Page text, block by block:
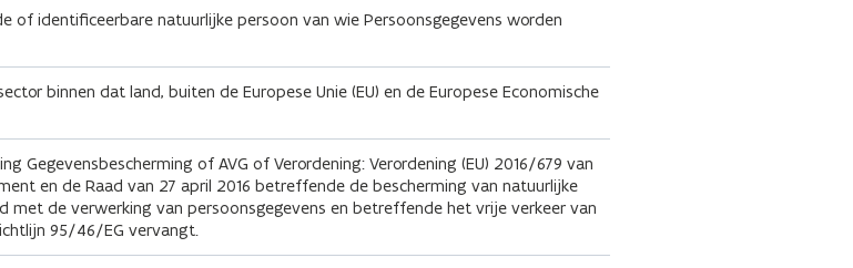
of identificeerbare natuurlijke persoon van wie Persoonsgegevens worden
binnen dat land, buiten de Europese Unie (EU) en de Europese Economische
Gegevensbescherming of AVG of Verordening: Verordening (EU) 2016/679 van
en de Raad van 27 april 2016 betreffende de bescherming van natuurlijke
met de verwerking van persoonsgegevens en betreffende het vrije verkeer van
95/46/EG vervangt.